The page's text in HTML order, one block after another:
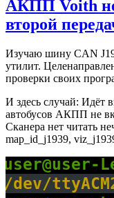
АКПП Voith
второй
Изучаю шину CAN
утилит.
проверки своих
И здесь случай: Идёт
автобусов АКПП не
Сканера нет читать
map_id_j1939,